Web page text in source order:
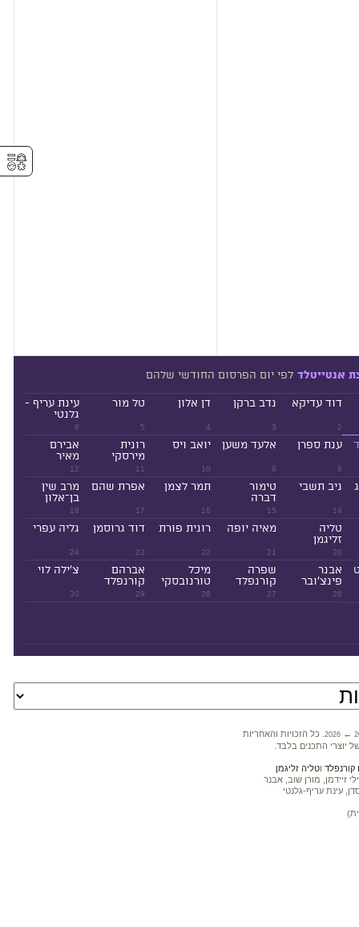
אנטייטלד לפי יום הפרסום החודשי שלהם
2
דוד עדיקא
3
נדב ברקן
4
דן אלון
5
טל מור
6
עינת עריף -
גלנטי
8
ענת ספרן
9
אלעד משען
10
יואב ויס
11
רונית
מירסקי
12
אבירם
מאיר
14
ניב תשבי
15
טימור
דברה
16
תמר לצמן
17
אפרת שהם
18
מרב שין
בן־אלון
20
טליה
זליגמן
21
מאיה יופה
22
רונית פורת
23
דוד גרוסמן
24
גליה עפרי
26
אבנר
פינצ'ובר
27
שפרה
קורנפלד
28
מיכל
טורנובסקי
29
אברהם
קורנפלד
30
צ'ילה לוי
2026 ←
. כל הזכויות והאחריות
יוצרי התכנים בלבד.
וטליה זליגמן
זיידמן, מורן שוב, אבנר
עינת עריף-גלנטי
⚥︎